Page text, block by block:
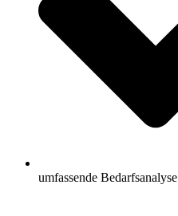
umfassende Bedarfsanalyse